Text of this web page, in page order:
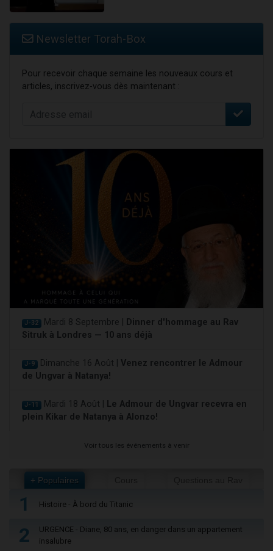
Newsletter Torah-Box
Pour recevoir chaque semaine les nouveaux cours et
articles, inscrivez-vous dès maintenant :
J-32 Mardi 8 Septembre |
Dinner d'hommage au Rav
Sitruk à Londres — 10 ans déjà
J-9 Dimanche 16 Août | Venez rencontrer le Admour
de Ungvar à Natanya!
J-11 Mardi 18 Août |
Le Admour de Ungvar recevra en
plein Kikar de Natanya à Alonzo!
Voir tous les événements à venir
+ Populaires
1 Histoire - À bord du Titanic
2
URGENCE - Diane, 80 ans, en danger dans un appartement
insalubre